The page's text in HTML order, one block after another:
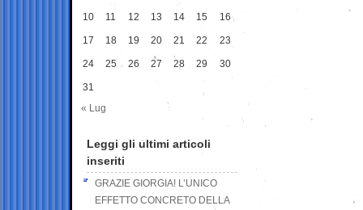
10 11 12 13 14 15 16
17 18 19 20 21 22 23
24 25 26 27 28 29 30
31
« Lug
Leggi gli ultimi articoli
inseriti
GRAZIE GIORGIA! L’UNICO
EFFETTO CONCRETO DELLA